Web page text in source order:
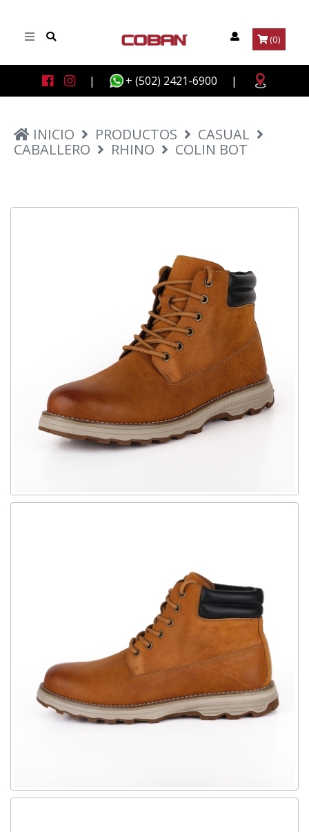
(0)
| + (502) 2421-6900 |
INICIO PRODUCTOS
CASUAL
CABALLERO
RHINO COLIN BOT